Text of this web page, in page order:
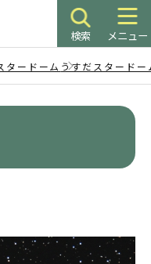
検索 メニュー
タードーム うすだスタード